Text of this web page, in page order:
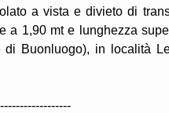
a vista e divieto di
a 1,90 mt e lunghezza
Buonluogo), in località